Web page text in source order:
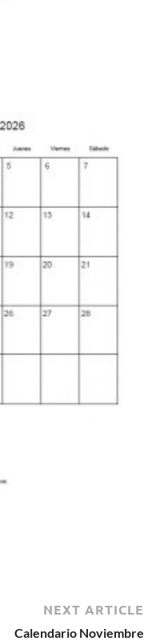
NEXT ARTICLE
Calendario Noviembre